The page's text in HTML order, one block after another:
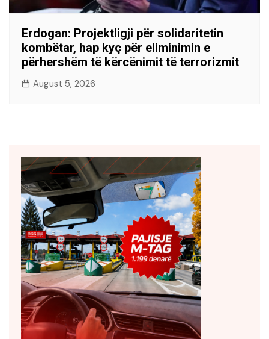
Erdogan: Projektligji për solidaritetin
kombëtar, hap kyç për eliminimin e
përhershëm të kërcënimit të terrorizmit
August 5, 2026